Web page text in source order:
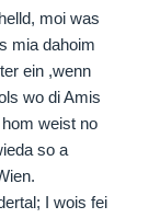
moi was
mia dahoim
ein ,wenn
wo di Amis
weist no
so a
I wois fei